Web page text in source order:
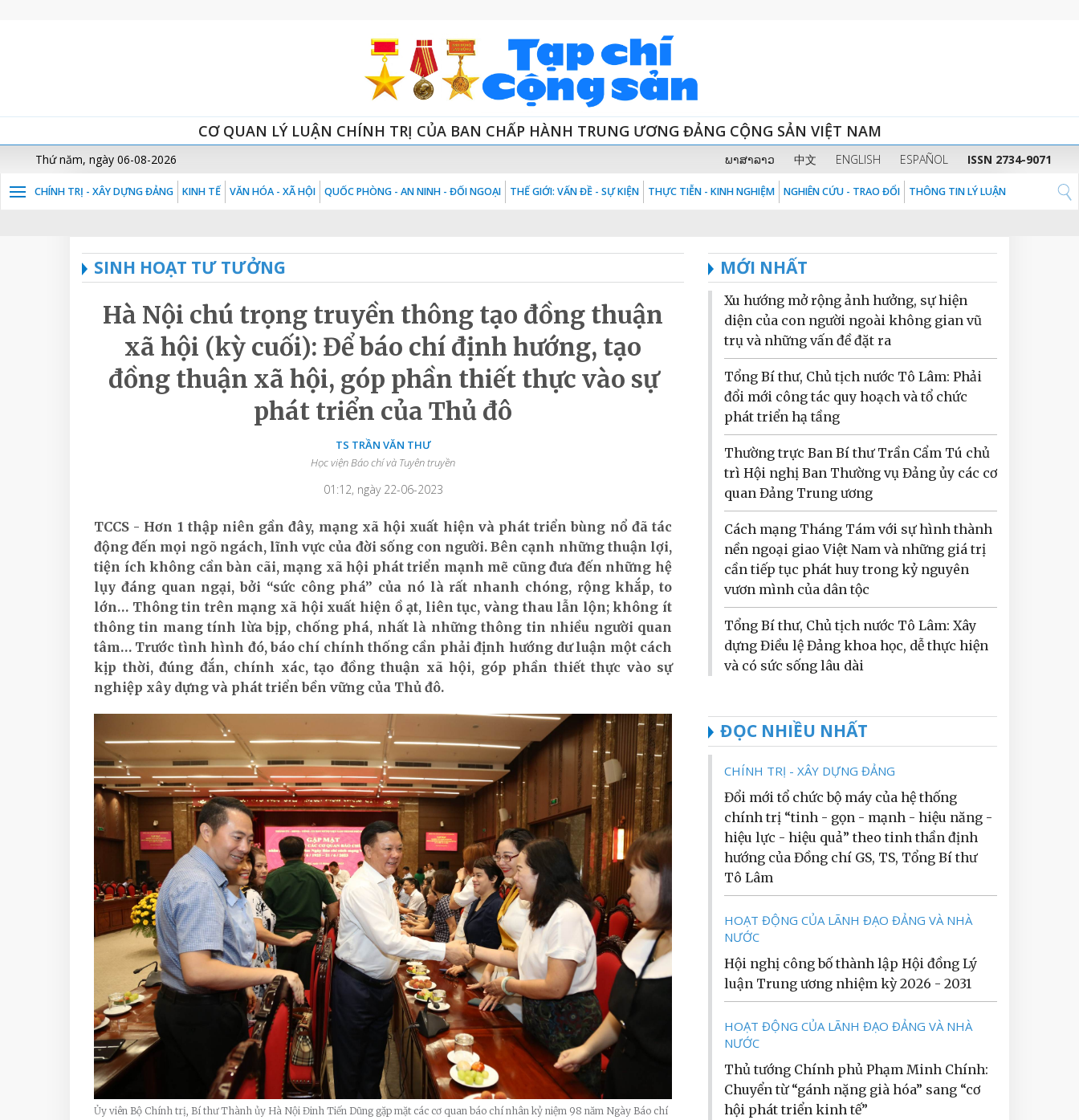
CƠ QUAN LÝ LUẬN CHÍNH TRỊ CỦA BAN CHẤP HÀNH TRUNG ƯƠNG ĐẢNG CỘNG SẢN VIỆT NAM
Thứ năm, ngày 06-08-2026 ພາສາລາວ 中文 ENGLISH ESPAÑOL ISSN 2734-9071
CHÍNH TRỊ - XÂY DỰNG ĐẢNG KINH TẾ VĂN HÓA - XÃ HỘI QUỐC PHÒNG - AN NINH - ĐỐI NGOẠI THẾ GIỚI: VẤN ĐỀ - SỰ KIỆN THỰC TIỄN - KINH NGHIỆM NGHIÊN CỨU - TRAO ĐỔI THÔNG TIN LÝ LUẬN
SINH HOẠT TƯ TƯỞNG
Hà Nội chú trọng truyền thông tạo đồng thuận
xã hội (kỳ cuối): Để báo chí định hướng, tạo
đồng thuận xã hội, góp phần thiết thực vào sự
phát triển của Thủ đô
TS TRẦN VĂN THƯ
Học viện Báo chí và Tuyên truyền
01:12, ngày 22-06-2023
TCCS - Hơn 1 thập niên gần đây, mạng xã hội xuất hiện và phát triển bùng nổ đã tác
động đến mọi ngõ ngách, lĩnh vực của đời sống con người. Bên cạnh những thuận lợi,
tiện ích không cần bàn cãi, mạng xã hội phát triển mạnh mẽ cũng đưa đến những hệ
lụy đáng quan ngại, bởi “sức công phá” của nó là rất nhanh chóng, rộng khắp, to
lớn… Thông tin trên mạng xã hội xuất hiện ồ ạt, liên tục, vàng thau lẫn lộn; không ít
thông tin mang tính lừa bịp, chống phá, nhất là những thông tin nhiều người quan
tâm… Trước tình hình đó, báo chí chính thống cần phải định hướng dư luận một cách
kịp thời, đúng đắn, chính xác, tạo đồng thuận xã hội, góp phần thiết thực vào sự
nghiệp xây dựng và phát triển bền vững của Thủ đô.
Ủy viên Bộ Chính trị, Bí thư Thành ủy Hà Nội Đinh Tiến Dũng gặp mặt các cơ quan báo chí nhân kỷ niệm 98 năm Ngày Báo chí
MỚI NHẤT
Xu hướng mở rộng ảnh hưởng, sự hiện
diện của con người ngoài không gian vũ
trụ và những vấn đề đặt ra
Tổng Bí thư, Chủ tịch nước Tô Lâm: Phải
đổi mới công tác quy hoạch và tổ chức
phát triển hạ tầng
Thường trực Ban Bí thư Trần Cẩm Tú chủ
trì Hội nghị Ban Thường vụ Đảng ủy các cơ
quan Đảng Trung ương
Cách mạng Tháng Tám với sự hình thành
nền ngoại giao Việt Nam và những giá trị
cần tiếp tục phát huy trong kỷ nguyên
vươn mình của dân tộc
Tổng Bí thư, Chủ tịch nước Tô Lâm: Xây
dựng Điều lệ Đảng khoa học, dễ thực hiện
và có sức sống lâu dài
ĐỌC NHIỀU NHẤT
CHÍNH TRỊ - XÂY DỰNG ĐẢNG
Đổi mới tổ chức bộ máy của hệ thống
chính trị “tinh - gọn - mạnh - hiệu năng -
hiệu lực - hiệu quả” theo tinh thần định
hướng của Đồng chí GS, TS, Tổng Bí thư
Tô Lâm
HOẠT ĐỘNG CỦA LÃNH ĐẠO ĐẢNG VÀ NHÀ
NƯỚC
Hội nghị công bố thành lập Hội đồng Lý
luận Trung ương nhiệm kỳ 2026 - 2031
HOẠT ĐỘNG CỦA LÃNH ĐẠO ĐẢNG VÀ NHÀ
NƯỚC
Thủ tướng Chính phủ Phạm Minh Chính:
Chuyển từ “gánh nặng già hóa” sang “cơ
hội phát triển kinh tế”